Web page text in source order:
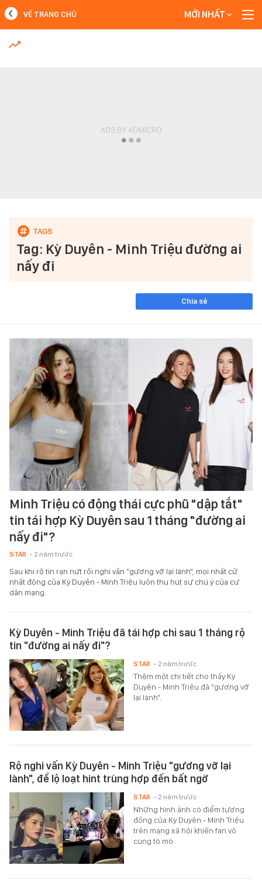
MỚI NHẤT
VỀ TRANG CHỦ MỚI NHẤT
Tag: Kỳ Duyên - Minh Triệu đường ai
nấy đi
Chia sẻ
Minh Triệu có động thái cực phũ "dập tắt"
tin tái hợp Kỳ Duyên sau 1 tháng "đường ai
nấy đi"?
STAR - 2 năm trước
Sau khi rộ tin rạn nứt rồi nghi vấn "gương vỡ lại lành", mọi nhất cử
nhất động của Kỳ Duyên - Minh Triệu luôn thu hút sự chú ý của cư
dân mạng.
Kỳ Duyên - Minh Triệu đã tái hợp chỉ sau 1 tháng rộ
tin "đường ai nấy đi"?
Thêm một chi tiết cho thấy Kỳ
Duyên - Minh Triệu đã "gương vỡ
lại lành".
STAR - 2 năm trước
Rộ nghi vấn Kỳ Duyên - Minh Triệu "gương vỡ lại
lành", để lộ loạt hint trùng hợp đến bất ngờ
Những hình ảnh có điểm tương
đồng của Kỳ Duyên - Minh Triệu
trên mạng xã hội khiến fan vô
cùng tò mò.
STAR - 2 năm trước